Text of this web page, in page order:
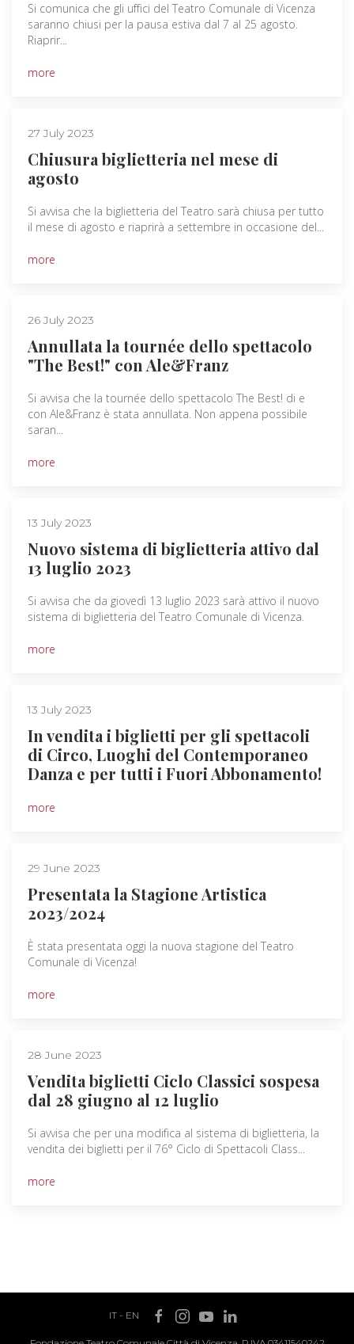
Si comunica che gli uffici del Teatro Comunale di Vicenza
saranno chiusi per la pausa estiva dal 7 al 25 agosto.
Riaprir...
more
27 July 2023
Chiusura biglietteria nel mese di
agosto
Si avvisa che la biglietteria del Teatro sarà chiusa per tutto
il mese di agosto e riaprirà a settembre in occasione del...
more
26 July 2023
Annullata la tournée dello spettacolo
"The Best!" con Ale&Franz
Si avvisa che la tournée dello spettacolo The Best! di e
con Ale&Franz è stata annullata. Non appena possibile
saran...
more
13 July 2023
Nuovo sistema di biglietteria attivo dal
13 luglio 2023
Si avvisa che da giovedì 13 luglio 2023 sarà attivo il nuovo
sistema di biglietteria del Teatro Comunale di Vicenza.
more
13 July 2023
In vendita i biglietti per gli spettacoli
di Circo, Luoghi del Contemporaneo
Danza e per tutti i Fuori Abbonamento!
more
29 June 2023
Presentata la Stagione Artistica
2023/2024
È stata presentata oggi la nuova stagione del Teatro
Comunale di Vicenza!
more
28 June 2023
Vendita biglietti Ciclo Classici sospesa
dal 28 giugno al 12 luglio
Si avvisa che per una modifica al sistema di biglietteria, la
vendita dei biglietti per il 76° Ciclo di Spettacoli Class...
more
IT- EN